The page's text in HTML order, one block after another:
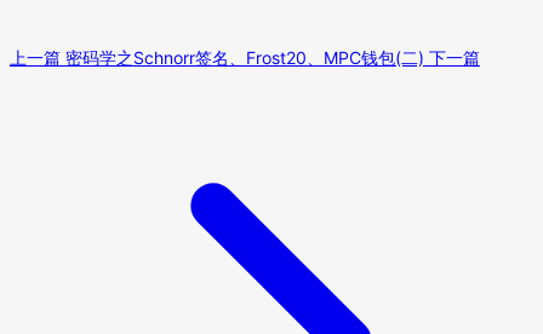
上一篇 密码学之Schnorr签名、Frost20、MPC钱包(二) 下一篇